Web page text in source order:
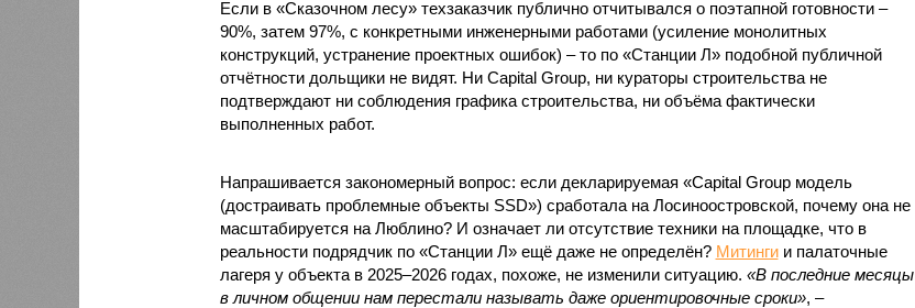
Если в «Сказочном лесу» техзаказчик публично отчитывался о поэтапной готовности –
90%, затем 97%, с конкретными инженерными работами (усиление монолитных
конструкций, устранение проектных ошибок) – то по «Станции Л» подобной публичной
отчётности дольщики не видят. Ни Capital Group, ни кураторы строительства не
подтверждают ни соблюдения графика строительства, ни объёма фактически
выполненных работ.
Напрашивается закономерный вопрос: если декларируемая «Capital Group модель
(достраивать проблемные объекты SSD») сработала на Лосиноостровской, почему она не
масштабируется на Люблино? И означает ли отсутствие техники на площадке, что в
реальности подрядчик по «Станции Л» ещё даже не определён? Митингии палаточные
лагеря у объекта в 2025–2026 годах, похоже, не изменили ситуацию. «В последние месяцы
в личном общении нам перестали называть даже ориентировочные сроки», –